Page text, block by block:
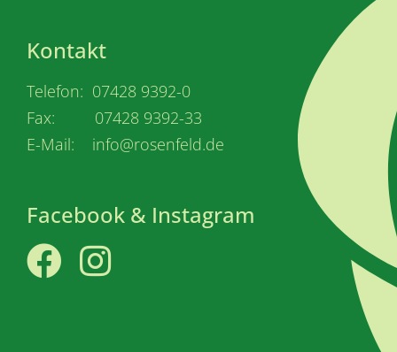
Kontakt
Telefon: 07428 9392-0
Fax: 07428 9392-33
E-Mail: info@rosenfeld.de
Facebook & Instagram